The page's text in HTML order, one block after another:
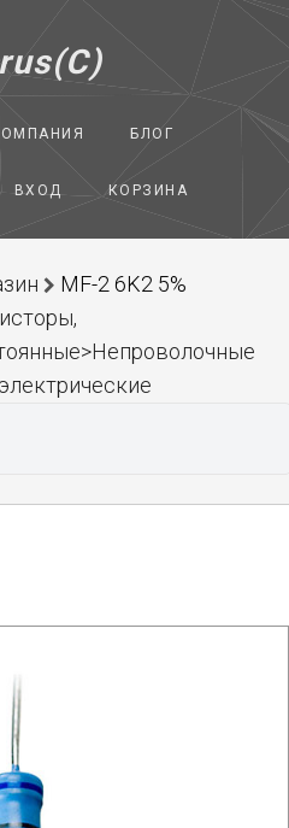
БЛОГ
ВХОД КОРЗИНА
MF-2 6K2 5%